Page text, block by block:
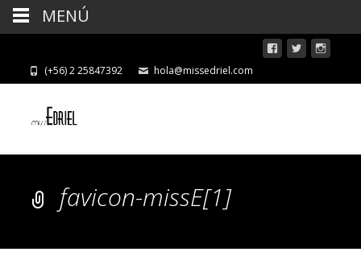
(+56) 2 25847392 hola@missedriel.com
favicon-missE[1]
MENÚ